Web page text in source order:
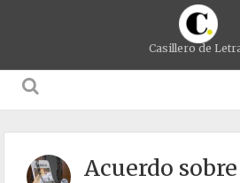
Casillero de
Acuerdo